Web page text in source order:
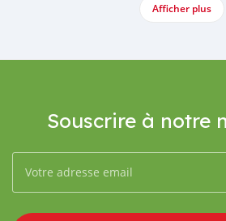
Afficher plus
Souscrire à notre